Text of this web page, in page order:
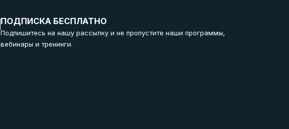
ПОДПИСКА БЕСПЛАТНО
Подпишитесь на нашу рассылку и не пропустите наши программы,
вебинары и тренинги.